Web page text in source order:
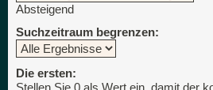
Absteigend
Suchzeitraum begrenzen:
Die ersten: